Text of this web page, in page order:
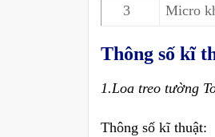
3 Micro
Thông số kĩ
1.Loa treo tường
Thông số kĩ thuật: